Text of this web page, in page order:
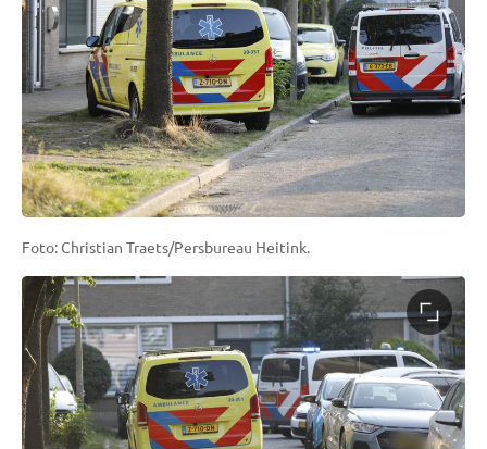
Foto: Christian Traets/Persbureau Heitink.